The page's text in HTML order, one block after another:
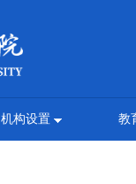
机构设置 教